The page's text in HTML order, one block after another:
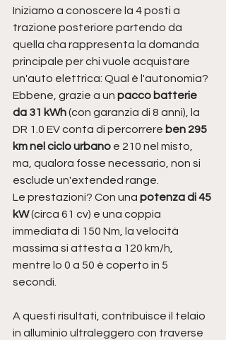
Iniziamo a conoscere la 4 posti a
trazione posteriore partendo da
quella cha rappresenta la domanda
principale per chi vuole acquistare
un'auto elettrica: Qual è l'autonomia?
Ebbene, grazie a un pacco batterie
da 31 kWh (con garanzia di 8 anni), la
DR 1.0 EV conta di percorrere ben 295
km nel ciclo urbano e 210 nel misto,
ma, qualora fosse necessario, non si
esclude un'extended range.
Le prestazioni? Con una potenza di 45
kW (circa 61 cv) e una coppia
immediata di 150 Nm, la velocità
massima si attesta a 120 km/h,
mentre lo 0 a 50 è coperto in 5
secondi.
A questi risultati, contribuisce il telaio
in alluminio ultraleggero con traverse